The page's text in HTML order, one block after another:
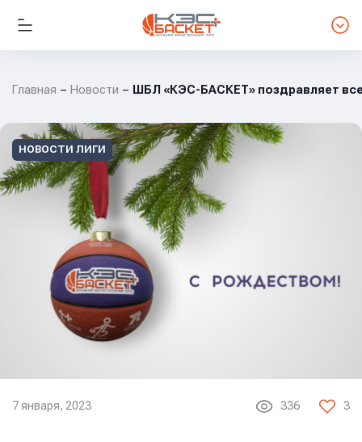
Главная Новости ШБЛ «КЭС-БАСКЕТ» поздравляет
НОВОСТИ ЛИГИ
7 января, 2023 336 3